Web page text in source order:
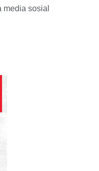
sosial